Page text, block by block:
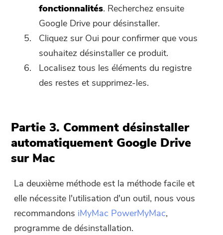
fonctionnalités. Recherchez ensuite
Google Drive pour désinstaller.
Cliquez sur Oui pour confirmer que vous
souhaitez désinstaller ce produit.
Localisez tous les éléments du registre
des restes et supprimez-les.
Partie 3. Comment désinstaller
automatiquement Google Drive
sur Mac
La deuxième méthode est la méthode facile et
elle nécessite l'utilisation d'un outil, nous vous
recommandons iMyMac PowerMyMac,
programme de désinstallation.